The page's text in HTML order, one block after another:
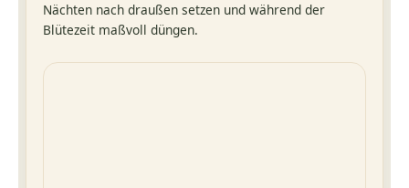
Nächten nach draußen setzen und während der
Blütezeit maßvoll düngen.